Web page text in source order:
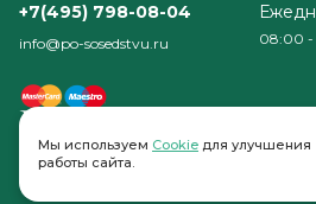
+7(495) 798-08-04
info@po-sosedstvu.ru 08:00
© 2022-2026 . По
Мы используем Cookie для улучшения
работы сайта.